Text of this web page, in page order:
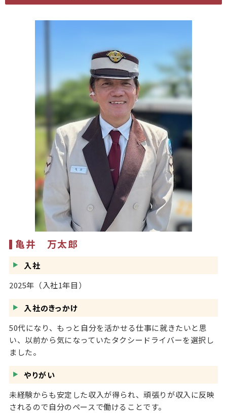
亀井 万太郎
入社
2025年（入社1年目）
入社のきっかけ
50代になり、もっと自分を活かせる仕事に就きたいと思
い、以前から気になっていたタクシードライバーを選択し
ました。
やりがい
未経験からも安定した収入が得られ、頑張りが収入に反映
されるので自分のペースで働けることです。